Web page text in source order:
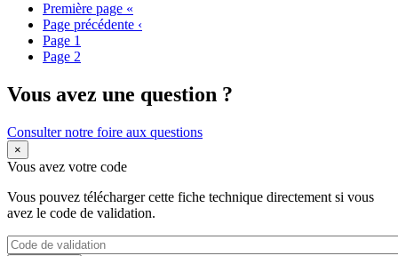
Première page «
Page précédente ‹
Page 1
Page 2
Vous avez une question ?
Consulter notre foire aux questions
×
Vous avez votre code
Vous pouvez télécharger cette fiche technique directement si vous
avez le code de validation.